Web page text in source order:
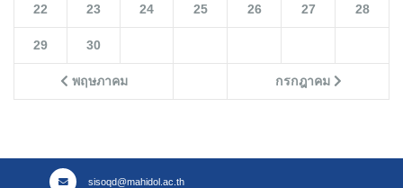
พฤษภาคม กรกฎาคม
22 23 24 25 26 27 28
29 30
sisoqd@mahidol.ac.th